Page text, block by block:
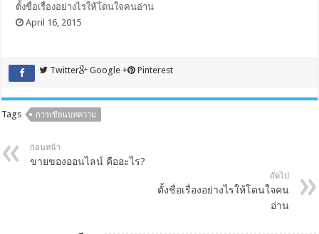
ตั้งชื่อเรื่องอย่างไรให้โดนใจคนอ่าน
April 16, 2015
Twitter Google + Pinterest
Tags การเขียนบทความ
ก่อนหน้า
ขายของออนไลน์ คืออะไร?
ถัดไป
ตั้งชื่อเรื่องอย่างไรให้โดนใจคน
อ่าน